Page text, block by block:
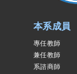
本系成員
專任教師
兼任教師
系諮商師